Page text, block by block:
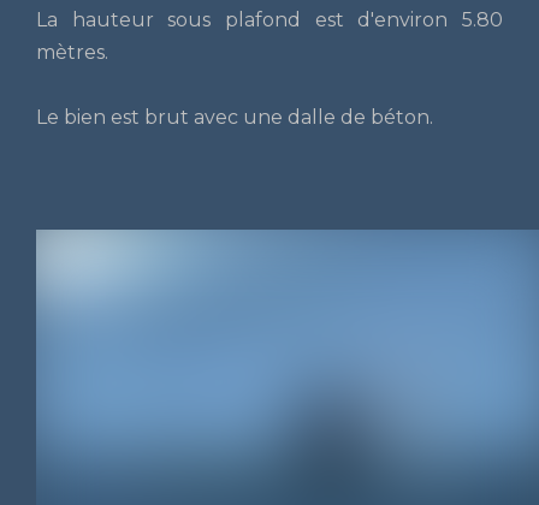
La hauteur sous plafond est d'environ 5.80
mètres.
Le bien est brut avec une dalle de béton.